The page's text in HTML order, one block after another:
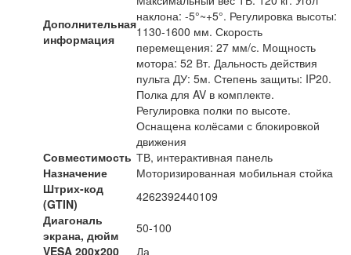
Дополнительная
информация
наклона: -5°~+5°. Регулировка высоты:
1130-1600 мм. Скорость
перемещения: 27 мм/с. Мощность
мотора: 52 Вт. Дальность действия
пульта ДУ: 5м. Степень защиты: IP20.
Полка для AV в комплекте.
Регулировка полки по высоте.
Оснащена колёсами с блокировкой
движения
Совместимость ТВ, интерактивная панель
Назначение
Моторизированная мобильная стойка
Штрих-код
(GTIN)
4262392440109
Диагональ
экрана, дюйм
50-100
VESA 200x200
Да